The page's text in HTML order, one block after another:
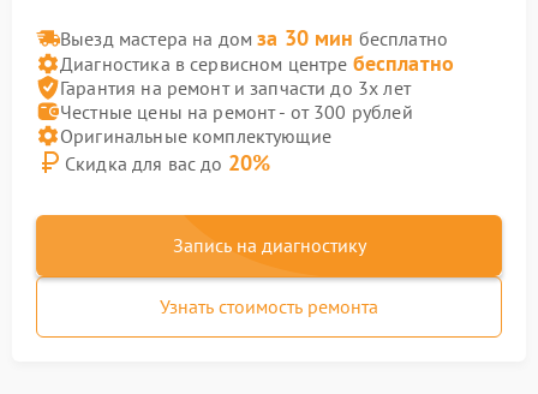
Выезд мастера на домза 30 мин бесплатно
Диагностика в сервисном центре бесплатно
Гарантия на ремонт и запчасти до 3х лет
Честные цены на ремонт - от 300 рублей
Оригинальные комплектующие
Скидка для вас до 20%
Запись на диагностику
Узнать стоимость ремонта